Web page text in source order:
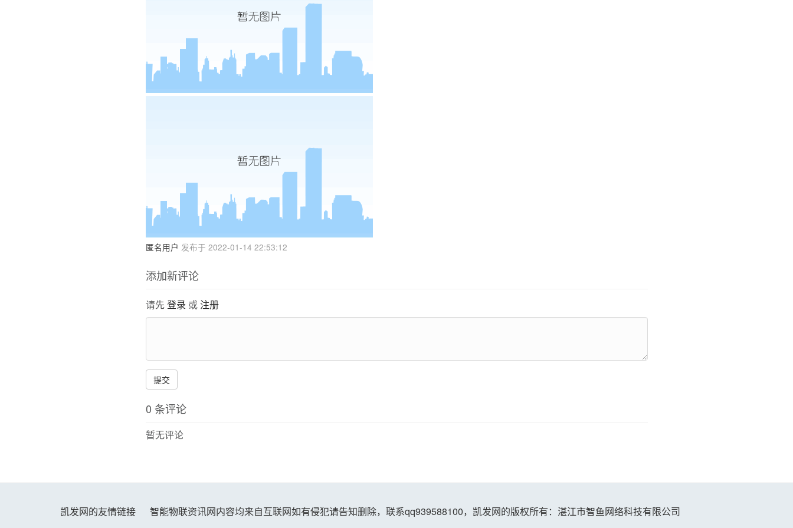
匿名用户 发布于 2022-01-14 22:53:12
添加新评论
请先登录 或 注册
提交
0 条评论
暂无评论
凯发网的友情链接 智能物联资讯网内容均来自互联网如有侵犯请告知删除，联系qq939588100，凯发网的版权所有：湛江市智鱼网络科技有限公司